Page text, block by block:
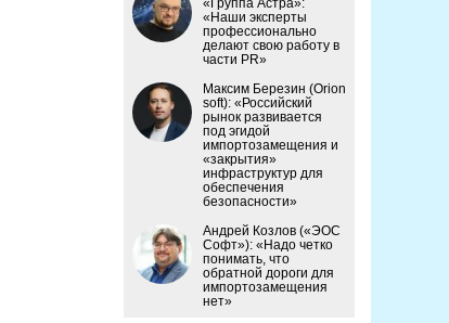
«Группа Астра»:
«Наши эксперты
профессионально
делают свою работу в
части PR»
Максим Березин (Orion
soft): «Российский
рынок развивается
под эгидой
импортозамещения и
«закрытия»
инфраструктур для
обеспечения
безопасности»
Андрей Козлов («ЭОС
Софт»): «Надо четко
понимать, что
обратной дороги для
импортозамещения
нет»